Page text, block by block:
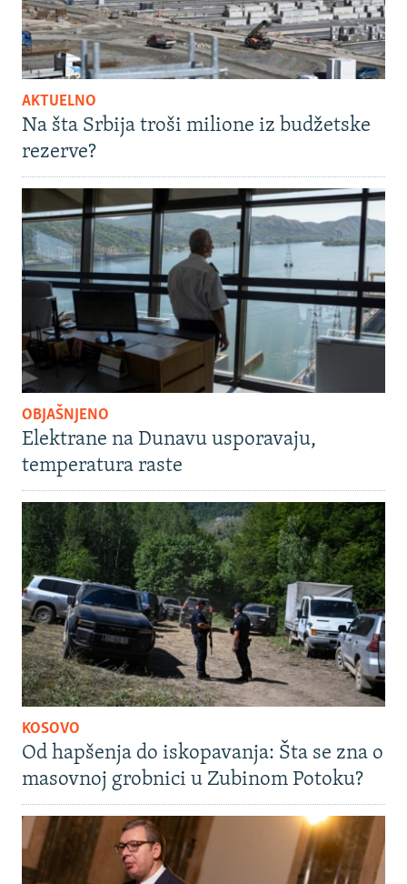
AKTUELNO
Na šta Srbija troši milione iz budžetske
rezerve?
OBJAŠNJENO
Elektrane na Dunavu usporavaju,
temperatura raste
KOSOVO
Od hapšenja do iskopavanja: Šta se zna o
masovnoj grobnici u Zubinom Potoku?